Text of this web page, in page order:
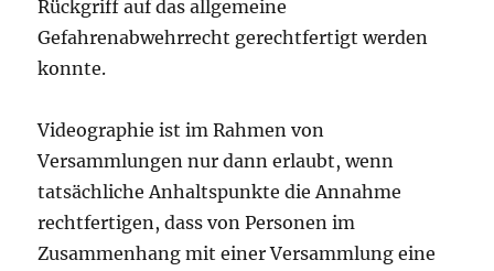
Rückgriff auf das allgemeine
Gefahrenabwehrrecht gerechtfertigt werden
konnte.
Videographie ist im Rahmen von
Versammlungen nur dann erlaubt, wenn
tatsächliche Anhaltspunkte die Annahme
rechtfertigen, dass von Personen im
Zusammenhang mit einer Versammlung eine